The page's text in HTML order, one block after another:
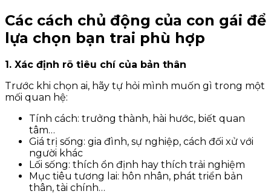
Các cách chủ động của con gái để
lựa chọn bạn trai phù hợp
1. Xác định rõ tiêu chí của bản thân
Trước khi chọn ai, hãy tự hỏi mình muốn gì trong một
mối quan hệ:
Tính cách: trưởng thành, hài hước, biết quan
tâm…
Giá trị sống: gia đình, sự nghiệp, cách đối xử với
người khác
Lối sống: thích ổn định hay thích trải nghiệm
Mục tiêu tương lai: hôn nhân, phát triển bản
thân, tài chính…